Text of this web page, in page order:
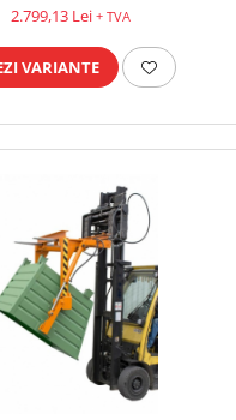
2.799,13 Lei + TVA
VARIANTE